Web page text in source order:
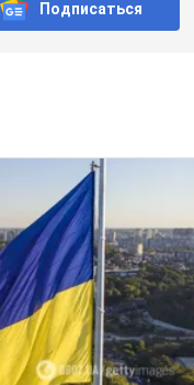
гимна
в школе
первый куплет
что